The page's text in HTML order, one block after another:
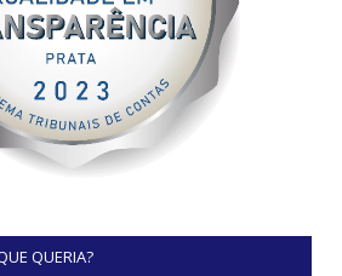
QUERIA?